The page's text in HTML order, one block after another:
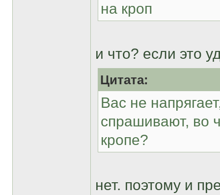
на кроп
и что? если это
Цитата:
Вас не
спрашивают, во
кропе?
нет. поэтому и